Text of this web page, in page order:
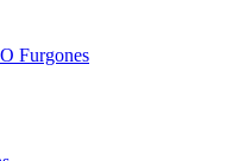
Furgones